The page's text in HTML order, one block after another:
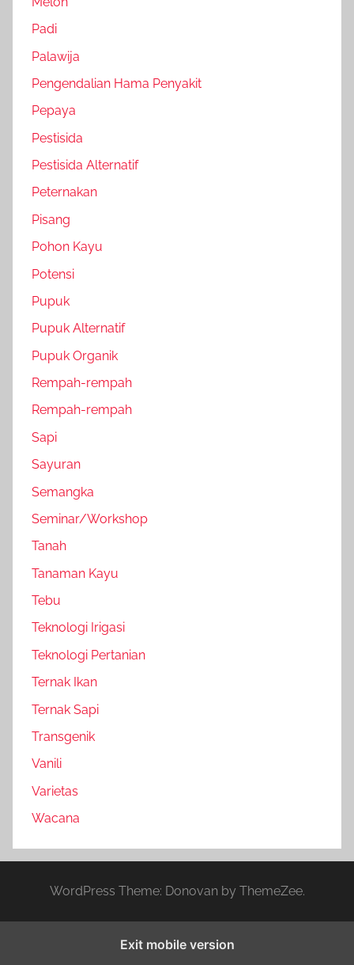
Padi
Palawija
Pengendalian Hama Penyakit
Pepaya
Pestisida
Pestisida Alternatif
Peternakan
Pisang
Pohon Kayu
Potensi
Pupuk
Pupuk Alternatif
Pupuk Organik
Rempah-rempah
Rempah-rempah
Sapi
Sayuran
Semangka
Seminar/Workshop
Tanah
Tanaman Kayu
Tebu
Teknologi Irigasi
Teknologi Pertanian
Ternak Ikan
Ternak Sapi
Transgenik
Vanili
Varietas
Wacana
WordPress Theme: Donovan by ThemeZee.
Exit mobile version